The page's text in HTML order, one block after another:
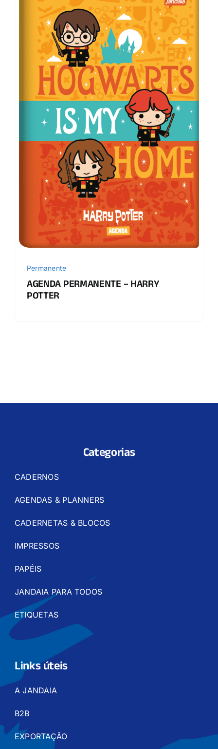
Permanente
AGENDA PERMANENTE – HARRY
POTTER
Categorias
CADERNOS
AGENDAS & PLANNERS
CADERNETAS & BLOCOS
IMPRESSOS
PAPÉIS
JANDAIA PARA TODOS
ETIQUETAS
Links úteis
A JANDAIA
B2B
EXPORTAÇÃO